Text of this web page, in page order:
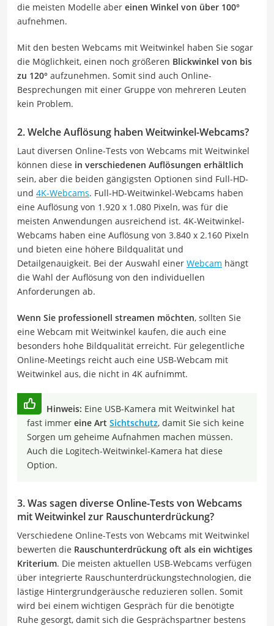
die meisten Modelle aber einen Winkel von über 100°
aufnehmen.
Mit den besten Webcams mit Weitwinkel haben Sie sogar
die Möglichkeit, einen noch größeren Blickwinkel von bis
zu 120° aufzunehmen. Somit sind auch Online-
Besprechungen mit einer Gruppe von mehreren Leuten
kein Problem.
2. Welche Auflösung haben Weitwinkel-Webcams?
Laut diversen Online-Tests von Webcams mit Weitwinkel
können diese in verschiedenen Auflösungen erhältlich
sein, aber die beiden gängigsten Optionen sind Full-HD-
und 4K-Webcams. Full-HD-Weitwinkel-Webcams haben
eine Auflösung von 1.920 x 1.080 Pixeln, was für die
meisten Anwendungen ausreichend ist. 4K-Weitwinkel-
Webcams haben eine Auflösung von 3.840 x 2.160 Pixeln
und bieten eine höhere Bildqualität und
Detailgenauigkeit. Bei der Auswahl einer Webcam hängt
die Wahl der Auflösung von den individuellen
Anforderungen ab.
Wenn Sie professionell streamen möchten, sollten Sie
eine Webcam mit Weitwinkel kaufen, die auch eine
besonders hohe Bildqualität erreicht. Für gelegentliche
Online-Meetings reicht auch eine USB-Webcam mit
Weitwinkel aus, die nicht in 4K aufnimmt.
Hinweis: Eine USB-Kamera mit Weitwinkel hat
fast immer eine Art Sichtschutz, damit Sie sich keine
Sorgen um geheime Aufnahmen machen müssen.
Auch die Logitech-Weitwinkel-Kamera hat diese
Option.
3. Was sagen diverse Online-Tests von Webcams
mit Weitwinkel zur Rauschunterdrückung?
Verschiedene Online-Tests von Webcams mit Weitwinkel
bewerten die Rauschunterdrückung oft als ein wichtiges
Kriterium. Die meisten aktuellen USB-Webcams verfügen
über integrierte Rauschunterdrückungstechnologien, die
lästige Hintergrundgeräusche reduzieren sollen. Somit
wird bei einem wichtigen Gespräch für die benötigte
Ruhe gesorgt, damit sich die Gesprächspartner bestens